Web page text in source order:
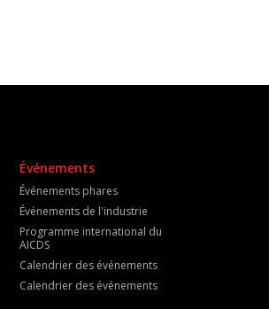
Événements
Événements phares
Événements de l'industrie
Programme international du
AICDS
Calendrier des événements
Calendrier des événements